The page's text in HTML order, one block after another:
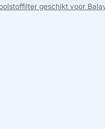
geschikt voor